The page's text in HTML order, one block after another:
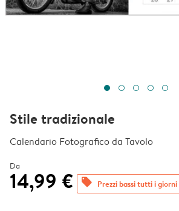
Stile tradizionale
Calendario Fotografico da Tavolo
Da
14,99 € offers Prezzi bassi tutti i giorni